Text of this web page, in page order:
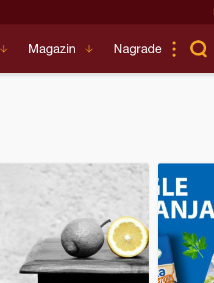
Magazin Nagrade